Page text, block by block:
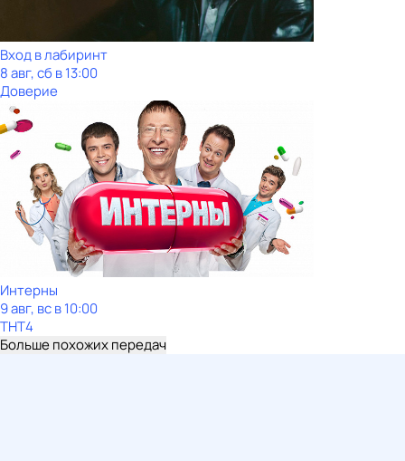
Вход в лабиринт
8 авг, сб в 13:00
Доверие
Интерны
9 авг, вс в 10:00
ТНТ4
Больше похожих передач